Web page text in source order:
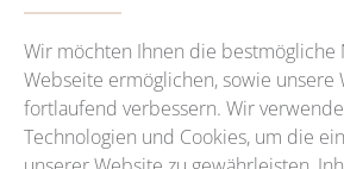
Wir möchten Ihnen die bestmögliche
Webseite ermöglichen, sowie unsere
fortlaufend verbessern. Wir
Technologien und Cookies, um die